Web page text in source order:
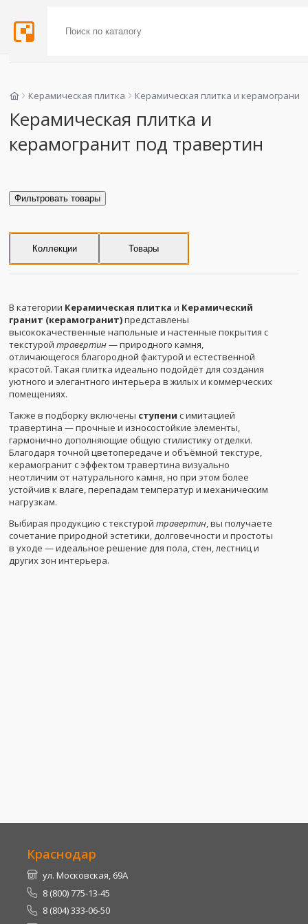
Керамическая плитка Керамическая плитка и керамогранит
Керамическая плитка и
керамогранит под травертин
Фильтровать товары
Коллекции Товары
В категории Керамическая плитка и Керамический
гранит (керамогранит)представлены
высококачественные напольные и настенные покрытия с
текстурой травертин— природного камня,
отличающегося благородной фактурой и естественной
красотой. Такая плитка идеально подойдёт для создания
уютного и элегантного интерьера в жилых и коммерческих
помещениях.
Также в подборку включены ступени с имитацией
травертина — прочные и износостойкие элементы,
гармонично дополняющие общую стилистику отделки.
Благодаря точной цветопередаче и объёмной текстуре,
керамогранит с эффектом травертина визуально
неотличим от натурального камня, но при этом более
устойчив к влаге, перепадам температур и механическим
нагрузкам.
Выбирая продукцию с текстурой травертин , вы получаете
сочетание природной эстетики, долговечности и простоты
в уходе — идеальное решение для пола, стен, лестниц и
других зон интерьера.
Краснодар
ул. Московская, 69А
8 (800) 775-13-45
8 (804) 333-06-50